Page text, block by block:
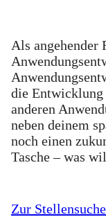
Als
die Entwicklung
anderen
neben deinem
noch einen
Tasche – was
Zur Stellensuche